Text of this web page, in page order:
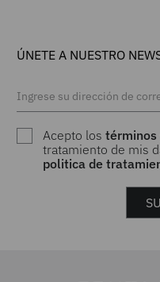
ÚNETE A NUESTRO
Acepto lostérminos
tratamiento de mis
politica de